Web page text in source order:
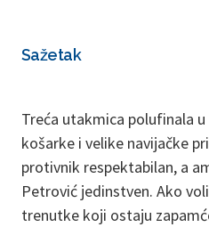
Sažetak
Treća utakmica polufinala
košarke i velike navijačke
protivnik respektabilan, a
Petrović jedinstven. Ako
trenutke koji ostaju